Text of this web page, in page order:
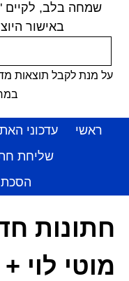
שמחה בלב, לקיים
באישור
על מנת לקבל תוצאות
ראשי עדכוני
שליחת
חתונות
מוטי לוי